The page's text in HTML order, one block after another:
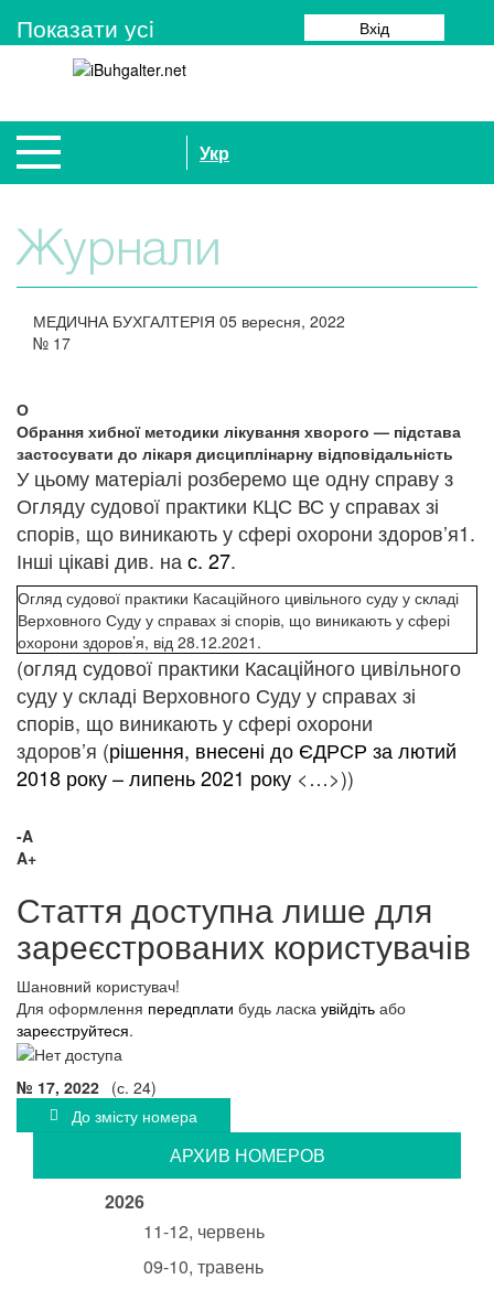
Показати усi Вхід
Укр
Журнали
МЕДИЧНА БУХГАЛТЕРІЯ 05 вересня, 2022
№ 17
О
Обрання хибної методики лікування хворого — підстава
застосувати до лікаря дисциплінарну відповідальність
У цьому матеріалі розберемо ще одну справу з
Огляду судової практики КЦС ВС у справах зі
спорів, що виникають у сфері охорони здоров’я1.
Інші цікаві див. на с. 27.
Огляд судової практики Касаційного цивільного суду у складі
Верховного Суду у справах зі спорів, що виникають у сфері
охорони здоров’я, від 28.12.2021.
(огляд судової практики Касаційного цивільного
суду у складі Верховного Суду у справах зі
спорів, що виникають у сфері охорони
здоров’я (рішення, внесені до ЄДРСР за лютий
2018 року – липень 2021 року <…>))
-A
A+
Стаття доступна лише для
зареєстрованих користувачів
Шановний користувач!
Для оформлення передплати будь ласка увійдіть або
зареєструйтеся.
№ 17, 2022 (с. 24)
До змісту номера
АРХИВ НОМЕРОВ
2026
11-12, червень
09-10, травень